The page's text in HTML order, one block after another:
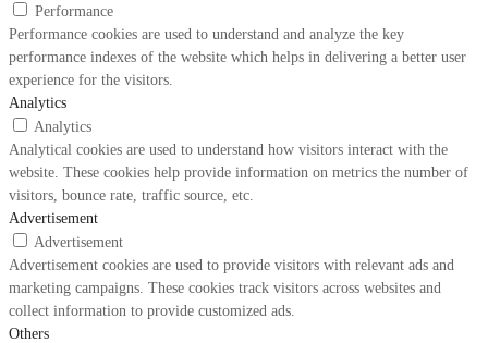
Performance
Performance cookies are used to understand and analyze the key
performance indexes of the website which helps in delivering a better user
experience for the visitors.
Analytics
Analytics
Analytical cookies are used to understand how visitors interact with the
website. These cookies help provide information on metrics the number of
visitors, bounce rate, traffic source, etc.
Advertisement
Advertisement
Advertisement cookies are used to provide visitors with relevant ads and
marketing campaigns. These cookies track visitors across websites and
collect information to provide customized ads.
Others